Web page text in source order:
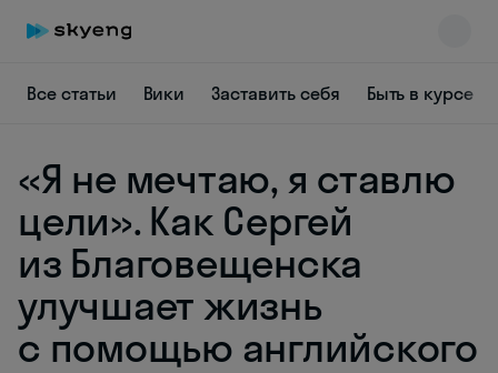
Все статьи Вики Заставить себя Быть в курсе
«Я не мечтаю, я ставлю
цели». Как Сергей
из Благовещенска
улучшает жизнь
с помощью английского
online